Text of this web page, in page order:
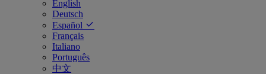
English
Deutsch
Español
Français
Italiano
Português
中文